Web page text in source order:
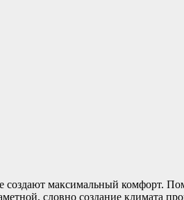
создают максимальный комфорт.
словно создание климата